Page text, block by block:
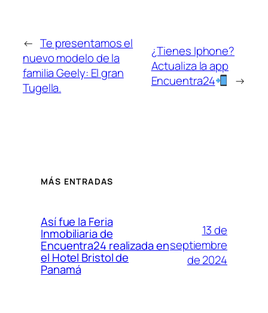
← Te presentamos el
nuevo modelo de la
familia Geely: El gran
Tugella.
¿Tienes Iphone?
Actualiza la app
Encuentra24
→
MÁS ENTRADAS
Así fue la Feria
Inmobiliaria de
Encuentra24 realizada en
el Hotel Bristol de
Panamá
13 de
septiembre
de 2024